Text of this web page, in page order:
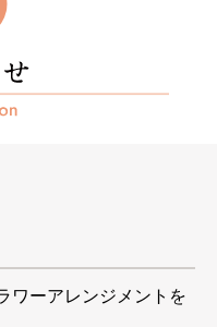
ワーアレンジメントを